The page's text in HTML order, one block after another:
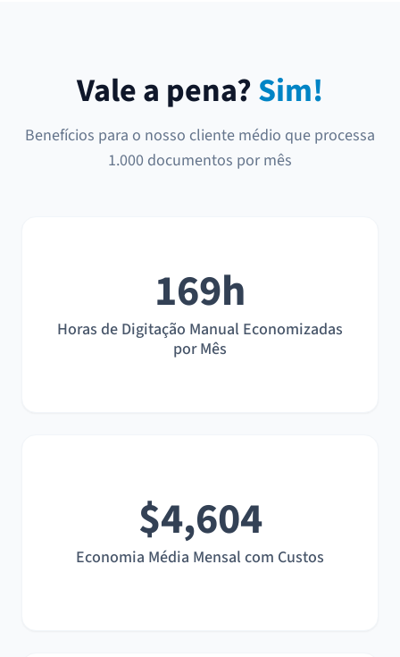
Vale a pena?Sim!
Benefícios para o nosso cliente médio que processa
1.000 documentos por mês
169h
Horas de Digitação Manual Economizadas
por Mês
$4,604
Economia Média Mensal com Custos